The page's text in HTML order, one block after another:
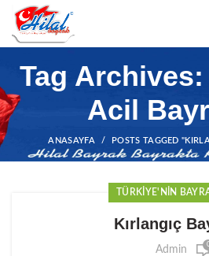
Tag Archives:
Acil
ANASAYFA POSTS TAGGED
TÜRKIYE'NIN
Kırlangıç
Admin